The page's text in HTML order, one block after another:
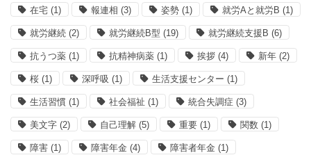
在宅 (1) 報連相 (3) 姿勢 (1) 就労Aと就労B (1)
就労継続 (2) 就労継続B型 (19) 就労継続支援B (6)
抗うつ薬 (1) 抗精神病薬 (1) 挨拶 (4) 新年 (2)
桜 (1) 深呼吸 (1) 生活支援センター (1)
生活習慣 (1) 社会福祉 (1) 統合失調症 (3)
美文字 (2) 自己理解 (5) 重要 (1) 関数 (1)
障害 (1) 障害年金 (4) 障害者年金 (1)